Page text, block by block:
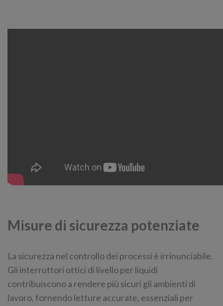
Misure di sicurezza potenziate
La sicurezza nel controllo dei processi è irrinunciabile.
Gli interruttori ottici di livello per liquidi
contribuiscono a rendere più sicuri gli ambienti di
lavoro, fornendo letture accurate, essenziali per